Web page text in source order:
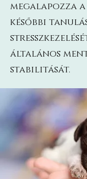
megalapozza
későbbi
általános
stabilitását.